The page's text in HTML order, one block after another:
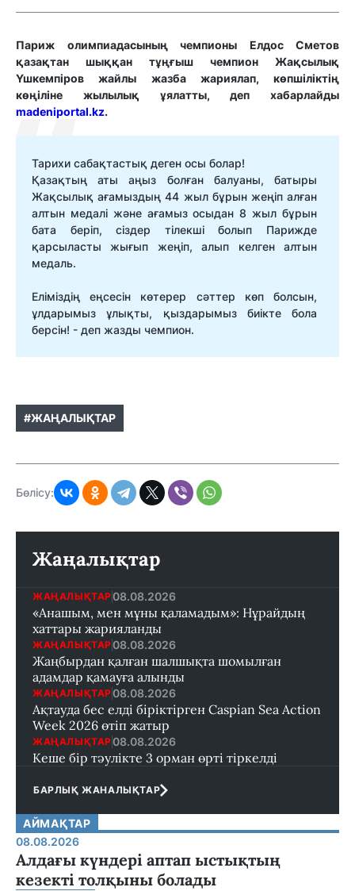
Париж олимпиадасының чемпионы Елдос Сметов
қазақтан шыққан тұңғыш чемпион Жақсылық
Үшкемпіров жайлы жазба жариялап, көпшіліктің
көңіліне жылылық ұялатты, деп хабарлайды
madeniportal.kz.
Тарихи сабақтастық деген осы болар!
Қазақтың аты аңыз болған балуаны, батыры
Жақсылық ағамыздың 44 жыл бұрын жеңіп алған
алтын медалі және ағамыз осыдан 8 жыл бұрын
бата беріп, сіздер тілекші болып Парижде
қарсыласты жығып жеңіп, алып келген алтын
медаль.
Еліміздің еңсесін көтерер сәттер көп болсын,
ұлдарымыз ұлықты, қыздарымыз биікте бола
берсін! - деп жазды чемпион.
#ЖАҢАЛЫҚТАР
Бөлісу:
Жаңалықтар
ЖАҢАЛЫҚТАР 08.08.2026
«Анашым, мен мұны қаламадым»: Нұрайдың
хаттары жарияланды
ЖАҢАЛЫҚТАР 08.08.2026
Жаңбырдан қалған шалшықта шомылған
адамдар қамауға алынды
ЖАҢАЛЫҚТАР 08.08.2026
Ақтауда бес елді біріктірген Caspian Sea Action
Week 2026 өтіп жатыр
ЖАҢАЛЫҚТАР 08.08.2026
Кеше бір тәулікте 3 орман өрті тіркелді
БАРЛЫҚ ЖАНАЛЫҚТАР
АЙМАҚТАР
08.08.2026
Алдағы күндері аптап ыстықтың
кезекті толқыны болады